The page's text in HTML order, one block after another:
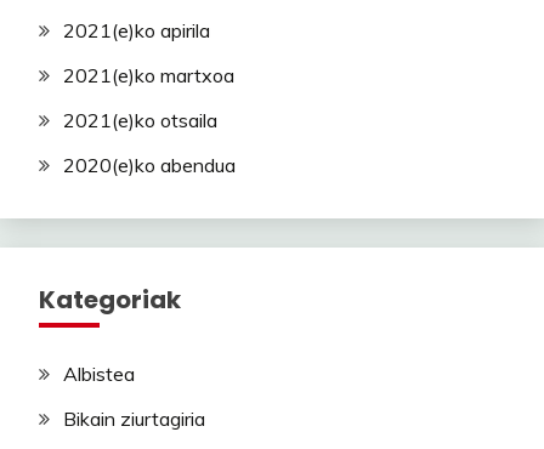
2021(e)ko apirila
2021(e)ko martxoa
2021(e)ko otsaila
2020(e)ko abendua
Kategoriak
Albistea
Bikain ziurtagiria